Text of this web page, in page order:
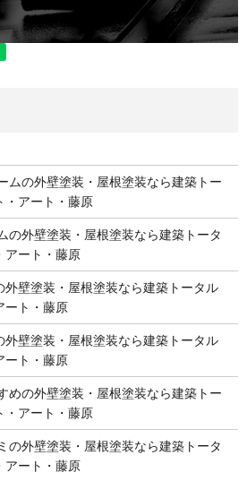
ムの外壁塗装・屋根塗装なら建築トー
・アート・藤原
の外壁塗装・屋根塗装なら建築トータ
アート・藤原
壁塗装・屋根塗装なら建築トータル
ート・藤原
壁塗装・屋根塗装なら建築トータル
ート・藤原
めの外壁塗装・屋根塗装なら建築トー
・アート・藤原
の外壁塗装・屋根塗装なら建築トータ
アート・藤原